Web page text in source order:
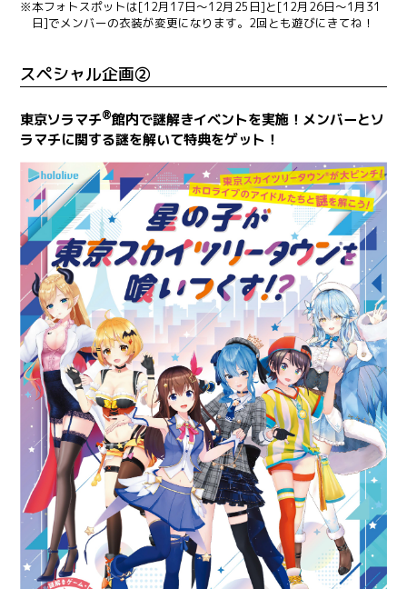
※本フォトスポットは[12月17日～12月25日]と[12月26日～1月31
日]でメンバーの衣装が変更になります。2回とも遊びにきてね！
スペシャル企画②
東京ソラマチ®館内で謎解きイベントを実施！メンバーとソ
ラマチに関する謎を解いて特典をゲット！